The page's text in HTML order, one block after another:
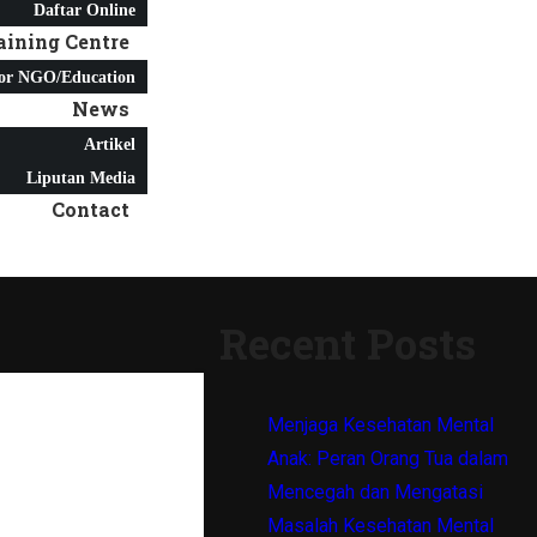
Daftar Online
Centre
NGO/Education
News
Artikel
Liputan Media
Contact
Menjaga Kesehatan Mental
Anak: Peran Orang Tua dalam
Mencegah dan Mengatasi
Masalah Kesehatan Mental